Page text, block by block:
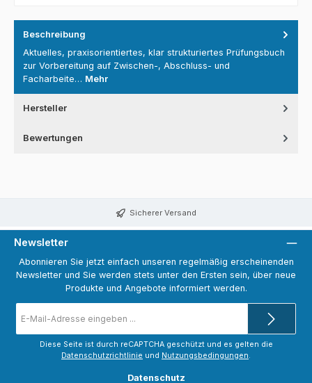
Beschreibung
Aktuelles, praxisorientiertes, klar strukturiertes Prüfungsbuch
zur Vorbereitung auf Zwischen-, Abschluss- und
Facharbeite… Mehr
Hersteller
Bewertungen
Sicherer Versand
Newsletter
Abonnieren Sie jetzt einfach unseren regelmäßig erscheinenden
Newsletter und Sie werden stets unter den Ersten sein, über neue
Produkte und Angebote informiert werden.
Mail-
Adresse
Diese Seite ist durch reCAPTCHA geschützt und es gelten die
Datenschutzrichtlinie und Nutzungsbedingungen.
Datenschutz